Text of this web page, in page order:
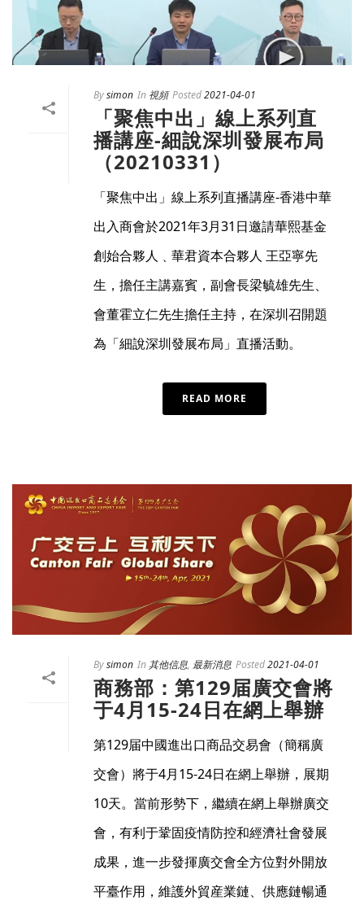
Bysimon In 視頻 Posted2021-04-01
「聚焦中出」線上系列直
播講座-細說深圳發展布局
（20210331）
「聚焦中出」線上系列直播講座-香港中華
出入商會於2021年3月31日邀請華熙基金
創始合夥人﹑華君資本合夥人 王亞寧先
生，擔任主講嘉賓，副會長梁毓雄先生、
會董霍立仁先生擔任主持，在深圳召開題
為「細說深圳發展布局」直播活動。
READ MORE
Bysimon In其他信息, 最新消息 Posted2021-04-01
商務部：第129届廣交會將
于4月15-24日在網上舉辦
第129届中國進出口商品交易會（簡稱廣
交會）將于4月15-24日在網上舉辦，展期
10天。當前形勢下，繼續在網上舉辦廣交
會，有利于鞏固疫情防控和經濟社會發展
成果，進一步發揮廣交會全方位對外開放
平臺作用，維護外貿産業鏈、供應鏈暢通